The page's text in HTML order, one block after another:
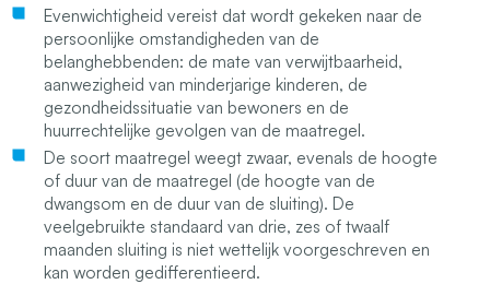
Evenwichtigheid vereist dat wordt gekeken naar de
persoonlijke omstandigheden van de
belanghebbenden: de mate van verwijtbaarheid,
aanwezigheid van minderjarige kinderen, de
gezondheidssituatie van bewoners en de
huurrechtelijke gevolgen van de maatregel.
De soort maatregel weegt zwaar, evenals de hoogte
of duur van de maatregel (de hoogte van de
dwangsom en de duur van de sluiting). De
veelgebruikte standaard van drie, zes of twaalf
maanden sluiting is niet wettelijk voorgeschreven en
kan worden gedifferentieerd.